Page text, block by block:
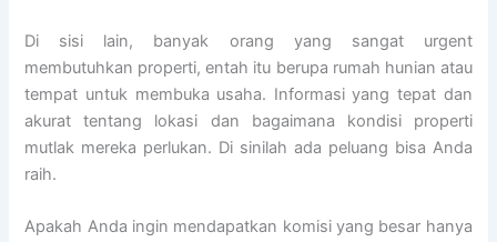
Di sisi lain, banyak orang yang sangat urgent
membutuhkan properti, entah itu berupa rumah hunian atau
tempat untuk membuka usaha. Informasi yang tepat dan
akurat tentang lokasi dan bagaimana kondisi properti
mutlak mereka perlukan. Di sinilah ada peluang bisa Anda
raih.
Apakah Anda ingin mendapatkan komisi yang besar hanya